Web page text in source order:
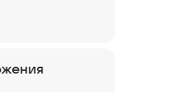
работ» —